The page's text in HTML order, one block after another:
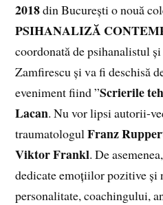
2018din București o nouă
PSIHANALIZĂ
coordonată de psihanalistul
Zamfirescu și va fi deschisă
eveniment fiind ”Scrierile
Lacan. Nu vor lipsi autorii-
traumatologulFranz
Viktor Frankl. De
dedicate emoțiilor pozitive și
personalitate, coachingului,